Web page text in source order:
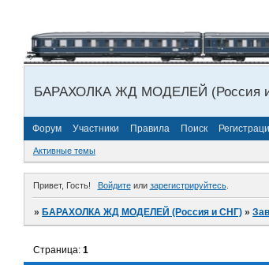
БАРАХОЛКА ЖД МОДЕЛЕЙ (Россия
Форум Участники Правила Поиск
Активные темы
Привет, Гость! Войдитеили зарегистрируйтесь.
»БАРАХОЛКА ЖД МОДЕЛЕЙ (Россия и СНГ) »
Страница:1